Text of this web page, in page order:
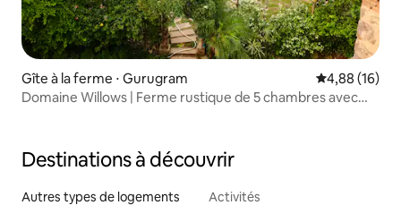
Gîte à la ferme ⋅ Gurugram Évaluation
4,88 (16)
Domaine Willows | Ferme rustique de 5 chambres avec
Destinations à découvrir
Autres types de logements Activités